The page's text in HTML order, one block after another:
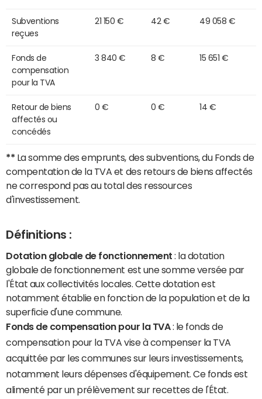
Subventions
reçues
21 150 € 42 € 49 058 €
Fonds de
compensation
pour la TVA
3 840 € 8 € 15 651 €
Retour de biens
affectés ou
concédés
0 € 0 € 14 €
** La somme des emprunts, des subventions, du Fonds de
compentation de la TVA et des retours de biens affectés
ne correspond pas au total des ressources
d'investissement.
Définitions :
Dotation globale de fonctionnement : la dotation
globale de fonctionnement est une somme versée par
l'État aux collectivités locales. Cette dotation est
notamment établie en fonction de la population et de la
superficie d'une commune.
Fonds de compensation pour la TVA: le fonds de
compensation pour la TVA vise à compenser la TVA
acquittée par les communes sur leurs investissements,
notamment leurs dépenses d'équipement. Ce fonds est
alimenté par un prélèvement sur recettes de l'État.